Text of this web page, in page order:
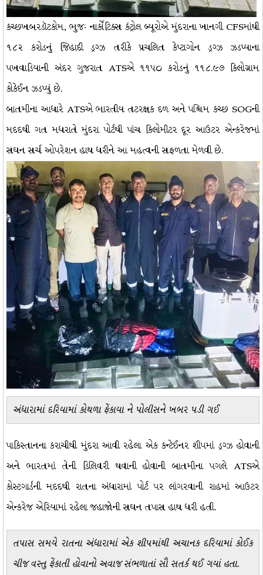
કચ્છખબરડૉટકોમ, ભુજઃ નાર્કોટિક્સ કંટ્રોલ બ્યૂરોએ મુંદરાના ખાનગી CFSમાંથી
૧૮૨ કરોડનું જિહાદી ડ્રગ્ઝ તરીકે પ્રચલિત કેપ્ટાગોન ડ્રગ્ઝ ઝડપ્યાના
પખવાડિયાની અંદર ગુજરાત ATSએ ૧૧૫૦ કરોડનું ૧૧૮.૯૭ કિલોગ્રામ
કોકેઈન ઝડપ્યું છે.
બાતમીના આધારે ATSએ ભારતીય તટરક્ષક દળ અને પશ્ચિમ કચ્છ SOGની
મદદથી ગત મધરાતે મુંદરા પોર્ટથી પાંચ કિલોમીટર દૂર આઉટર એન્કરેજમાં
સઘન સર્ચ ઓપરેશન હાથ ધરીને આ મહત્વની સફળતા મેળવી છે.
અંધારામાં દરિયામાં કોથળા ફેંકાયા ને પોલીસને ખબર પડી ગઈ
પાકિસ્તાનના કરાચીથી મુંદરા આવી રહેલા એક કન્ટેઈનર શીપમાં ડ્રગ્ઝ હોવાની
અને ભારતમાં તેની ડિલિવરી થવાની હોવાની બાતમીના પગલે ATSએ
કોસ્ટગાર્ડની મદદથી રાતના અંધારામાં પોર્ટ પર લાંગરવાની રાહમાં આઉટર
એન્કરેજ એરિયામાં રહેલા જહાજોની સઘન તપાસ હાથ ધરી હતી.
તપાસ સમયે રાતના અંધારામાં એક શીપમાંથી અચાનક દરિયામાં કોઈક
ચીજ વસ્તુ ફેંકાતી હોવાનો અવાજ સંભળાતાં સૌ સતર્ક થઈ ગયાં હતા.